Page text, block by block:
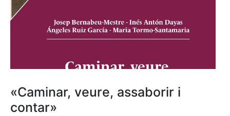
«Caminar, veure, assaborir i
contar»